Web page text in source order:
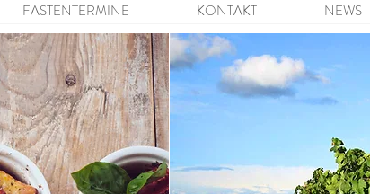
FASTENTERMINE KONTAKT NEWS